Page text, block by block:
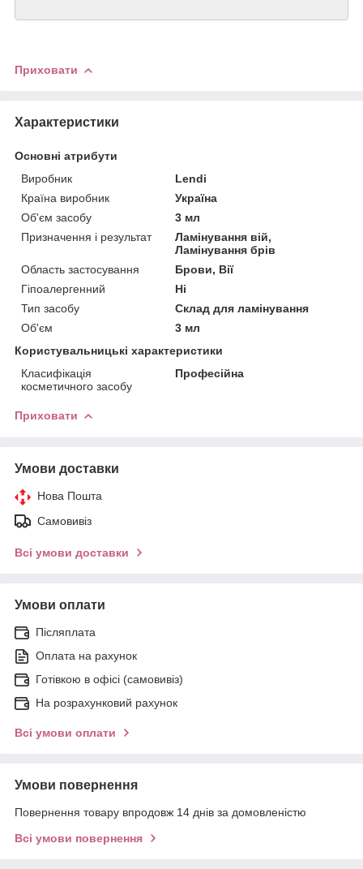
Приховати
Характеристики
Основні атрибути
Виробник
Lendi
Країна виробник
Україна
Об'єм засобу
3 мл
Призначення і результат
Ламінування вій,
Ламінування брів
Область застосування
Брови, Вії
Гіпоалергенний
Ні
Тип засобу
Склад для ламінування
Об'єм
3 мл
Користувальницькі характеристики
Класифікація
косметичного засобу
Професійна
Приховати
Умови доставки
Нова Пошта
Самовивіз
Всі умови доставки
Умови оплати
Післяплата
Оплата на рахунок
Готівкою в офісі (самовивіз)
На розрахунковий рахунок
Всі умови оплати
Умови повернення
Повернення товару впродовж 14 днів за домовленістю
Всі умови повернення